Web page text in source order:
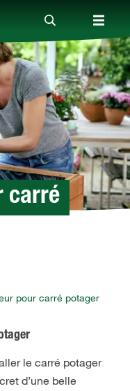
carré
pour carré potager
le carré potager
d’une belle